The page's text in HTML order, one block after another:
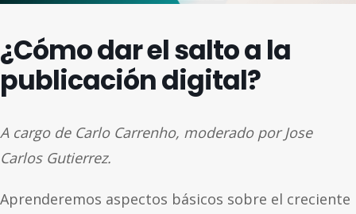
¿Cómo dar el salto a la
publicación digital?
A cargo de Carlo Carrenho, moderado por Jose
Carlos Gutierrez.
Aprenderemos aspectos básicos sobre el creciente